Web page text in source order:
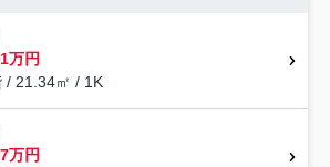
万円
/ 21.34㎡ / 1K
万円